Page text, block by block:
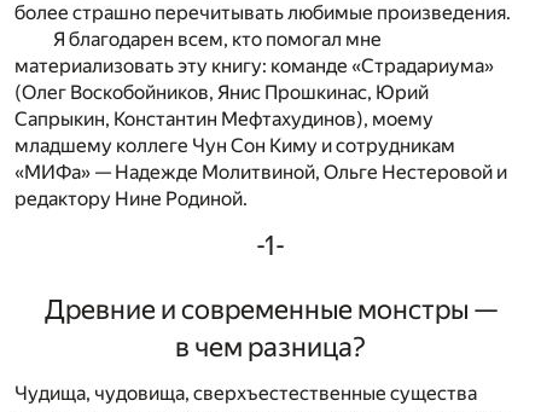
более страшно перечитывать любимые произведения.
Я благодарен всем, кто помогал мне
материализовать эту книгу: команде «Страдариума»
(Олег Воскобойников, Янис Прошкинас, Юрий
Сапрыкин, Константин Мефтахудинов), моему
младшему коллеге Чун Сон Киму и сотрудникам
«МИФа» — Надежде Молитвиной, Ольге Нестеровой и
редактору Нине Родиной.
-1-
Древние и современные монстры —
в чем разница?
Чудища, чудовища, сверхъестественные существа